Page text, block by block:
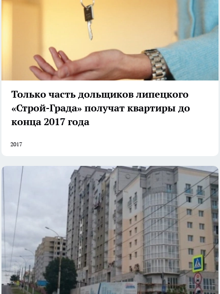
Только часть дольщиков липецкого
«Строй-Града» получат квартиры до
конца 2017 года
2017